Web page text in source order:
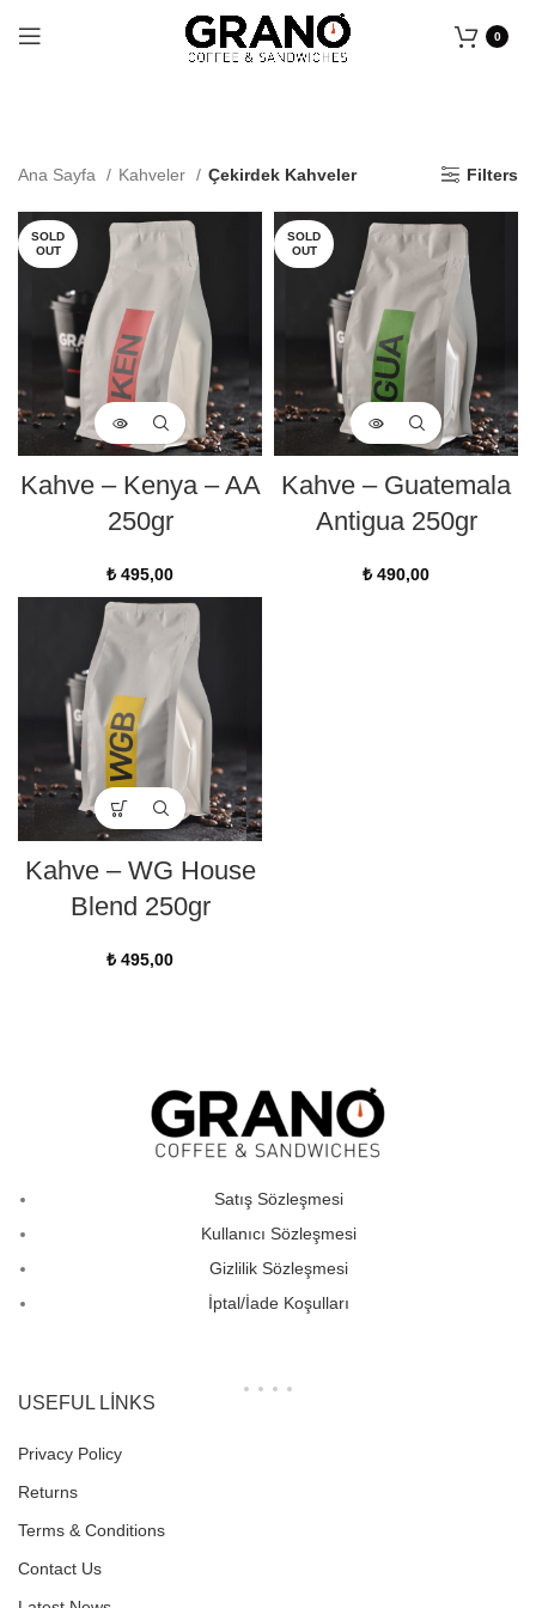
0
Ana Sayfa Kahveler Çekirdek Kahveler Filters
SOLD
OUT
Kahve – Kenya – AA
250gr
₺ 495,00
SOLD
OUT
Kahve – Guatemala
Antigua 250gr
₺ 490,00
Kahve – WG House
Blend 250gr
₺ 495,00
Satış Sözleşmesi
Kullanıcı Sözleşmesi
Gizlilik Sözleşmesi
İptal/İade Koşulları
USEFUL LINKS
Privacy Policy
Returns
Terms & Conditions
Contact Us